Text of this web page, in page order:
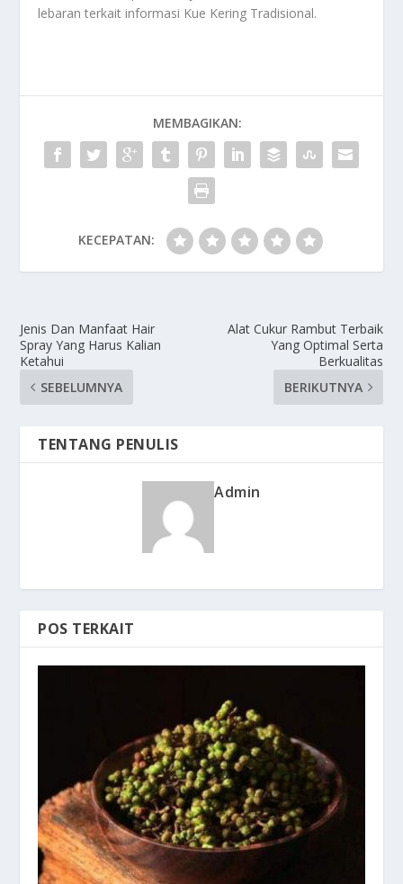
lebaran terkait informasi Kue Kering Tradisional.
MEMBAGIKAN:
KECEPATAN:
Jenis Dan Manfaat Hair
Spray Yang Harus Kalian
Ketahui
SEBELUMNYA
Alat Cukur Rambut Terbaik
Yang Optimal Serta
Berkualitas
BERIKUTNYA
TENTANG PENULIS
Admin
POS TERKAIT